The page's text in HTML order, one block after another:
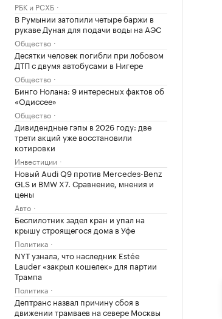
РБК и РСХБ
В Румынии затопили четыре баржи в
рукаве Дуная для подачи воды на АЭС
Общество
Десятки человек погибли при лобовом
ДТП с двумя автобусами в Нигере
Общество
Бинго Нолана: 9 интересных фактов об
«Одиссее»
Общество
Дивидендные гэпы в 2026 году: две
трети акций уже восстановили
котировки
Инвестиции
Новый Audi Q9 против Mercedes-Benz
GLS и BMW X7. Сравнение, мнения и
цены
Авто
Беспилотник задел кран и упал на
крышу строящегося дома в Уфе
Политика
NYT узнала, что наследник Estée
Lauder «закрыл кошелек» для партии
Трампа
Политика
Дептранс назвал причину сбоя в
движении трамваев на севере Москвы